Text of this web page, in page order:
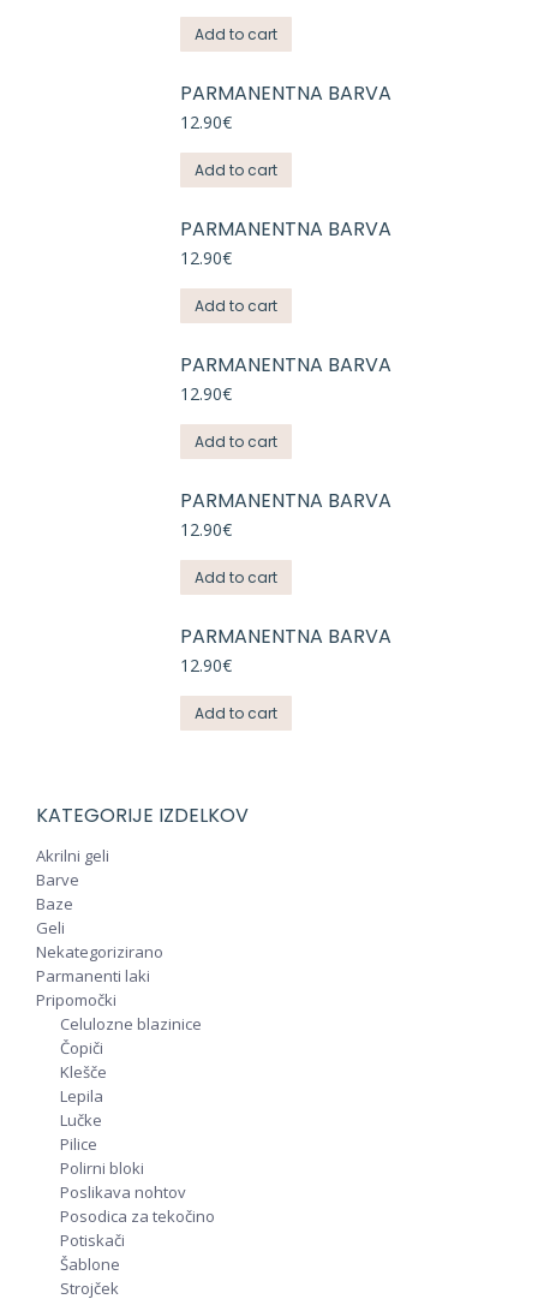
Add to cart
PARMANENTNA BARVA
12.90€
Add to cart
PARMANENTNA BARVA
12.90€
Add to cart
PARMANENTNA BARVA
12.90€
Add to cart
PARMANENTNA BARVA
12.90€
Add to cart
PARMANENTNA BARVA
12.90€
Add to cart
KATEGORIJE IZDELKOV
Akrilni geli
Barve
Baze
Geli
Nekategorizirano
Parmanenti laki
Pripomočki
Celulozne blazinice
Čopiči
Klešče
Lepila
Lučke
Pilice
Polirni bloki
Poslikava nohtov
Posodica za tekočino
Potiskači
Šablone
Strojček